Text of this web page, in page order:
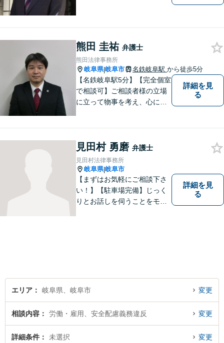
熊田 圭祐 弁護士
熊田法律事務所
岐阜県|岐阜市 名鉄岐阜駅 から徒歩5分
【名鉄岐阜駅5分】【完全個室
で相談可】ご相談者様の立場
に立って物事を考え、心に寄
決への第一歩です。小さな問
題から大きな問題まで、お気
軽にご相談ください。
詳細を見
る
見田村 勇磨 弁護士
見田村法律事務所
岐阜県|岐阜市
【まずはお気軽にご相談下さ
い！】【駐車場完備】じっく
りとお話しを伺うことをモッ
詳細を見
る
エリア 岐阜県、岐阜市 変更
相談内容 労働・雇用、安全配慮義務違反 変更
詳細条件 未選択 変更